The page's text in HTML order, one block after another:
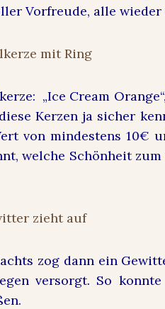
Vorfreude, alle wieder
„Ice Cream
Kerzen ja sicher
von mindestens 10€
welche Schönheit
zog dann ein
versorgt. So